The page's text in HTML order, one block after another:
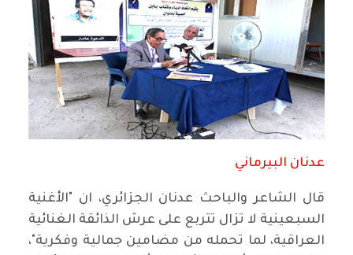
عدنان البيرماني
قال الشاعر والباحث عدنان الجزائري، ان "الأغنية
السبعينية لا تزال تتربع على عرش الذائقة الغنائية
العراقية، لما تحمله من مضامين جمالية وفكرية"،